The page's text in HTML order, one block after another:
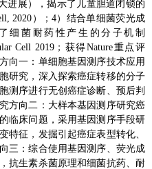
进展），揭示了儿童胆道闭锁的
2020）；4）结合单细菌荧光成
细菌耐药性产生的分子机制
Cell 2019；获得Nature重点评
向一：单细胞基因测序技术应用
研究，深入探索癌症转移的分子
测序进行无创癌症诊断、预后判
方向二：大样本基因测序研究癌
临床问题，采用基因测序手段研
特征，发掘引起癌症表型转化、
三：综合使用基因测序、荧光成
抗生素杀菌原理和细菌抗药、耐